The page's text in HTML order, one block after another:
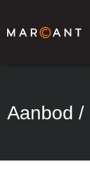
Aanbod /